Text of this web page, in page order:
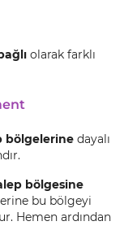
olarak farklı
bölgelerine dayalı
bölgesine
bu bölgeyi
Hemen ardından